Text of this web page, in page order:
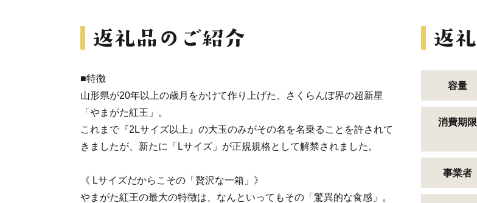
■特徴
山形県が20年以上の歳月をかけて作り上げた、さくらんぼ界の超新星
「やまがた紅王」。
これまで『2Lサイズ以上』の大玉のみがその名を名乗ることを許されて
きましたが、新たに「Lサイズ」が正規規格として解禁されました。
《 Lサイズだからこその「贅沢な一箱」》
やまがた紅王の最大の特徴は、なんといってもその「驚異的な食感」。
容量
消費期限
事業者